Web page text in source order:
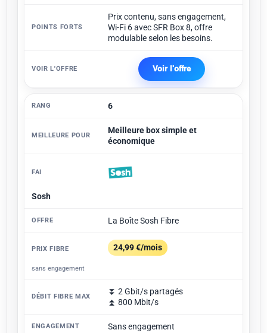
Prix contenu, sans engagement,
Wi-Fi 6 avec SFR Box 8, offre
modulable selon les besoins.
Voir l'offre
6
Meilleure box simple et
économique
Sosh
La Boîte Sosh Fibre
24,99 €/mois
sans engagement
⏬ 2 Gbit/s partagés
⏫ 800 Mbit/s
Sans engagement